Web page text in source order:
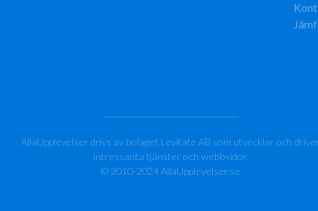
AllaUpplevelser drivs av bolaget Levitate AB som utvecklar och
intressanta tjänster och webbsidor.
© 2010-2024 AllaUpplevelser.se